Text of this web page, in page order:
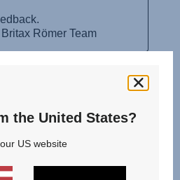
the United States?
US website